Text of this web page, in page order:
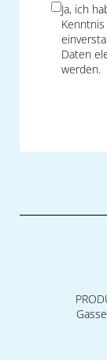
Ja, ich
Daten
werden.